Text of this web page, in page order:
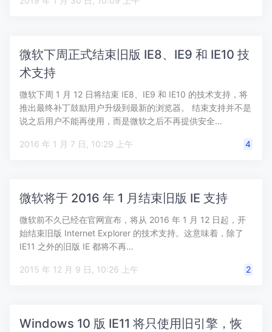
微软下周正式结束旧版 IE8、IE9 和 IE10 技
术支持
微软下周 1 月 12 日将结束 IE8、IE9 和 IE10 的技术支持，将
推出最终补丁鼓励用户升级到最新的浏览器。 结束支持并不是
说之后用户不能再使用，而是微软之后不再提供安全…
2016 年 1 月 7 日, 10:29 上午 4
微软将于 2016 年 1 月结束旧版 IE 支持
微软前不久已经在官网宣布，将从 2016 年 1 月 12 日起，开
始结束旧版 Internet Explorer 的技术支持。这意味着，除了
IE11 之外的旧版 IE 都将不再…
2015 年 12 月 9 日, 10:26 上午 2
Windows 10 版 IE11 将只使用旧引擎，恢